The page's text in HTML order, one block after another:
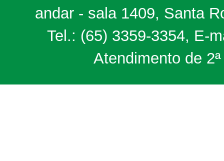
andar - sala 1409, Santa
Tel.: (65) 3359-3354, E-
Atendimento de